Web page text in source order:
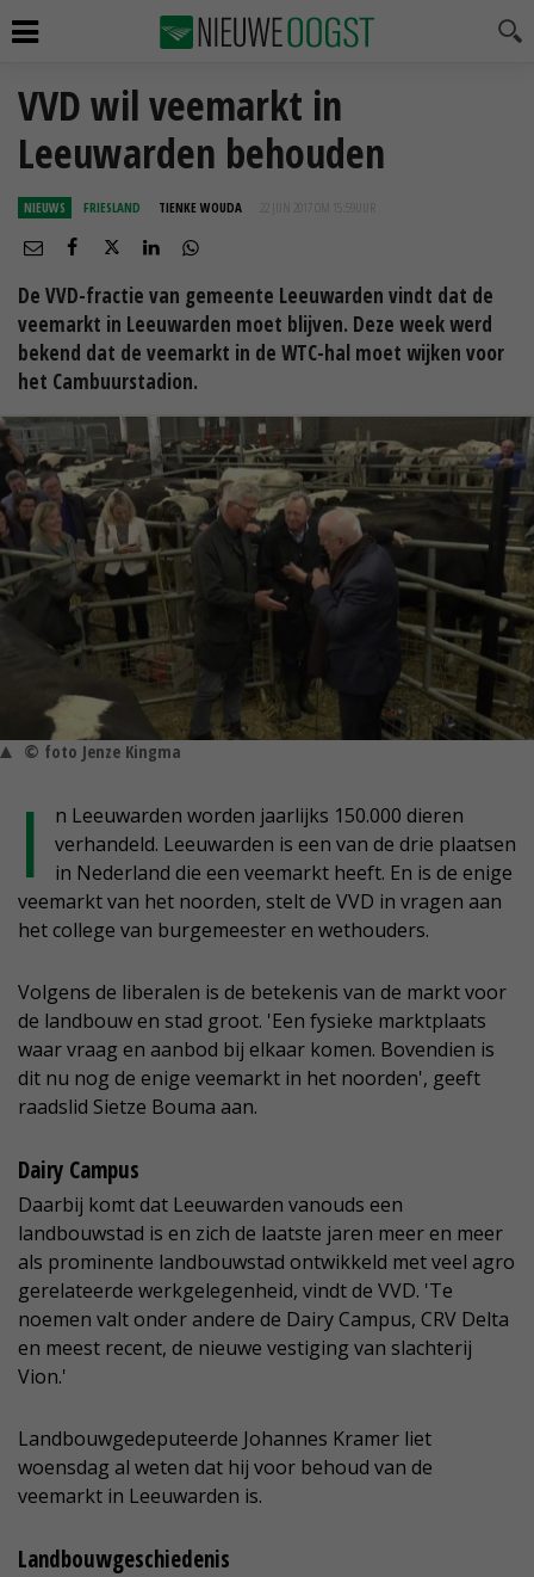
VVD wil veemarkt in
Leeuwarden behouden
NIEUWS FRIESLAND TIENKE WOUDA 22 JUN 2017 OM 15:59
De VVD-fractie van gemeente Leeuwarden vindt dat de
veemarkt in Leeuwarden moet blijven. Deze week werd
bekend dat de veemarkt in de WTC-hal moet wijken voor
het Cambuurstadion.
© foto Jenze Kingma
I
n Leeuwarden worden jaarlijks 150.000 dieren
verhandeld. Leeuwarden is een van de drie plaatsen
in Nederland die een veemarkt heeft. En is de enige
veemarkt van het noorden, stelt de VVD in vragen aan
het college van burgemeester en wethouders.
Volgens de liberalen is de betekenis van de markt voor
de landbouw en stad groot. 'Een fysieke marktplaats
waar vraag en aanbod bij elkaar komen. Bovendien is
dit nu nog de enige veemarkt in het noorden', geeft
raadslid Sietze Bouma aan.
Dairy Campus
Daarbij komt dat Leeuwarden vanouds een
landbouwstad is en zich de laatste jaren meer en meer
als prominente landbouwstad ontwikkeld met veel agro
gerelateerde werkgelegenheid, vindt de VVD. 'Te
noemen valt onder andere de Dairy Campus, CRV Delta
en meest recent, de nieuwe vestiging van slachterij
Vion.'
Landbouwgedeputeerde Johannes Kramer liet
woensdag al weten dat hij voor behoud van de
veemarkt in Leeuwarden is.
Landbouwgeschiedenis